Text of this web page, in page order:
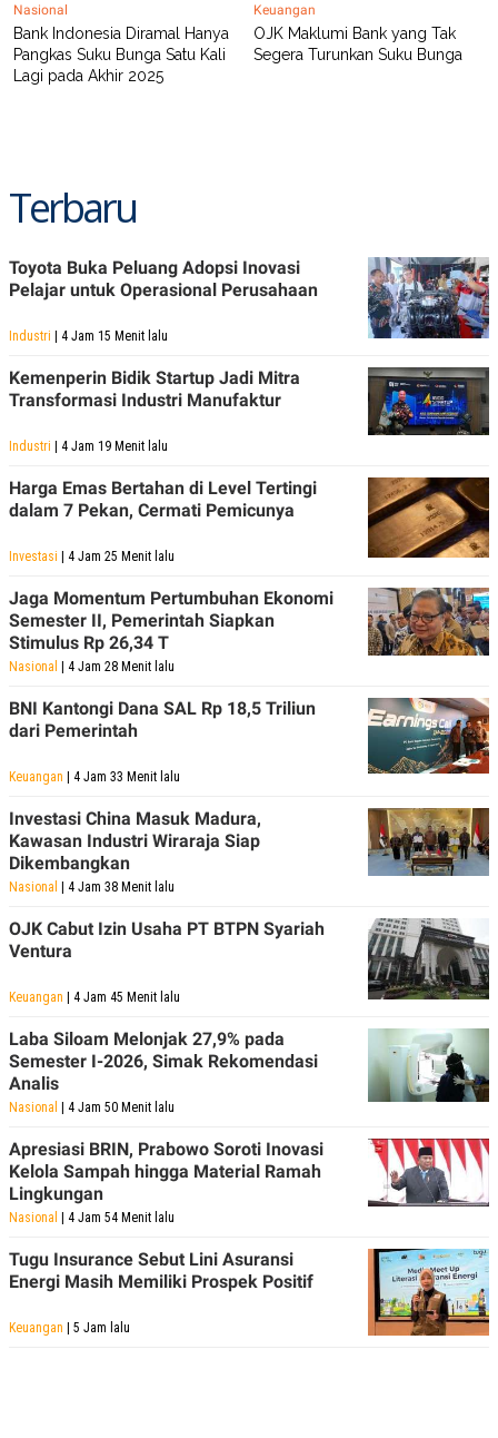
PRIVACY
POLICY
Nasional
Bank Indonesia Diramal Hanya
Pangkas Suku Bunga Satu Kali
Lagi pada Akhir 2025
Keuangan
OJK Maklumi Bank yang Tak
Segera Turunkan Suku Bunga
Terbaru
Toyota Buka Peluang Adopsi Inovasi
Pelajar untuk Operasional Perusahaan
Industri | 4 Jam 15 Menit lalu
Kemenperin Bidik Startup Jadi Mitra
Transformasi Industri Manufaktur
Industri | 4 Jam 19 Menit lalu
Harga Emas Bertahan di Level Tertingi
dalam 7 Pekan, Cermati Pemicunya
Investasi | 4 Jam 25 Menit lalu
Jaga Momentum Pertumbuhan Ekonomi
Semester II, Pemerintah Siapkan
Stimulus Rp 26,34 T
Nasional | 4 Jam 28 Menit lalu
BNI Kantongi Dana SAL Rp 18,5 Triliun
dari Pemerintah
Keuangan | 4 Jam 33 Menit lalu
Investasi China Masuk Madura,
Kawasan Industri Wiraraja Siap
Dikembangkan
Nasional | 4 Jam 38 Menit lalu
OJK Cabut Izin Usaha PT BTPN Syariah
Ventura
Keuangan | 4 Jam 45 Menit lalu
Laba Siloam Melonjak 27,9% pada
Semester I-2026, Simak Rekomendasi
Analis
Nasional | 4 Jam 50 Menit lalu
Apresiasi BRIN, Prabowo Soroti Inovasi
Kelola Sampah hingga Material Ramah
Lingkungan
Nasional | 4 Jam 54 Menit lalu
Tugu Insurance Sebut Lini Asuransi
Energi Masih Memiliki Prospek Positif
Keuangan | 5 Jam lalu